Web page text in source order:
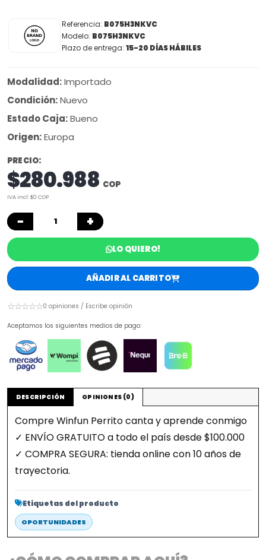
Referencia: B075H3NKVC
Modelo: B075H3NKVC
Plazo de entrega: 15-20 DÍAS HÁBILES
Modalidad:Importado
Condición:Nuevo
Estado Caja:Bueno
Origen:Europa
PRECIO:
$280.988 COP
IVA incl: $0 COP
− +
LO QUIERO!
AÑADIR AL CARRITO
☆☆☆☆☆0 opiniones / Escribe opinión
Aceptamos los siguientes medios de pago:
DESCRIPCIÓN OPINIONES (0)
Compre Winfun Perrito canta y aprende conmigo
✓ ENVÍO GRATUITO a todo el país desde $100.000
✓ COMPRA SEGURA: tienda online con 10 años de
trayectoria.
Etiquetas del producto
OPORTUNIDADES